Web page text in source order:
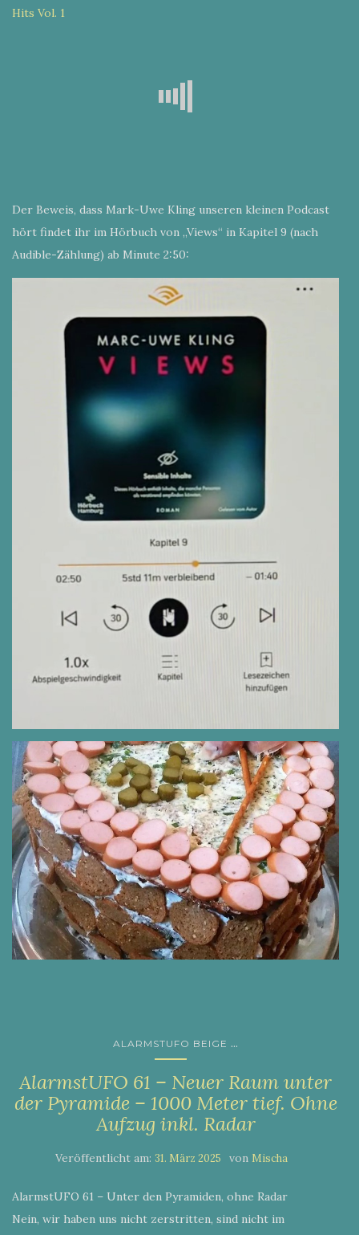
Hits Vol. 1
Der Beweis, dass Mark-Uwe Kling unseren kleinen Podcast
hört findet ihr im Hörbuch von „Views“ in Kapitel 9 (nach
Audible-Zählung) ab Minute 2:50:
ALARMSTUFO BEIGE ...
AlarmstUFO 61 – Neuer Raum unter
der Pyramide – 1000 Meter tief. Ohne
Aufzug inkl. Radar
Veröffentlicht am: 31. März 2025 von Mischa
AlarmstUFO 61 – Unter den Pyramiden, ohne Radar
Nein, wir haben uns nicht zerstritten, sind nicht im